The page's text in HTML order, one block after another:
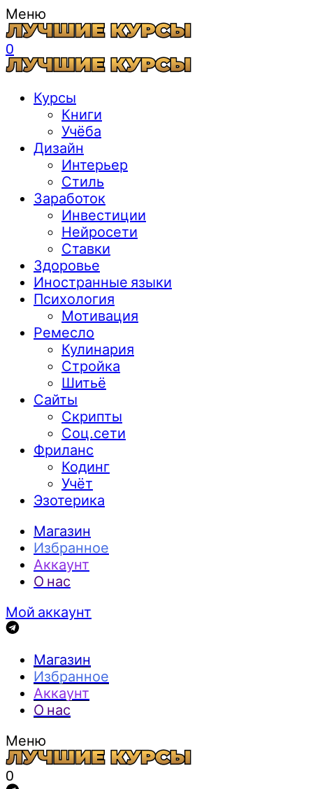
Меню
0
Курсы
Книги
Учёба
Дизайн
Интерьер
Стиль
Заработок
Инвестиции
Нейросети
Ставки
Здоровье
Иностранные языки
Психология
Мотивация
Ремесло
Кулинария
Стройка
Шитьё
Сайты
Скрипты
Соц.сети
Фриланс
Кодинг
Учёт
Эзотерика
Магазин
Избранное
Аккаунт
О нас
Мой аккаунт
Магазин
Избранное
Аккаунт
О нас
Меню
0